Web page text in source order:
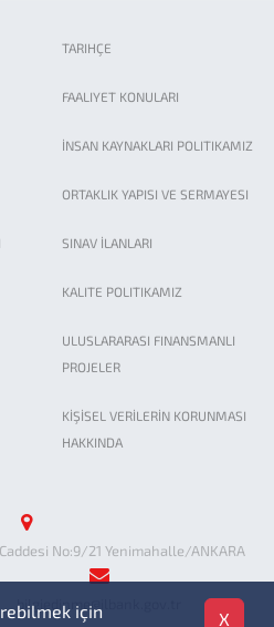
TARIHÇE
FAALIYET KONULARI
İNSAN KAYNAKLARI POLITIKAMIZ
ORTAKLIK YAPISI VE SERMAYESI
SINAV İLANLARI
KALITE POLITIKAMIZ
ULUSLARARASI FINANSMANLI
PROJELER
KİŞİSEL VERİLERİN KORUNMASI
HAKKINDA
No:9/21 Yenimahalle/ANKARA
bilgiedinme@ilbank.gov.tr
için X